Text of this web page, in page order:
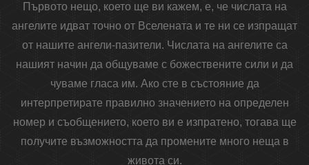
Първото нещо, което ще ви кажем, е, че числата на
ангелите идват точно от Вселената и те ни се изпращат
от нашите ангели-пазители. Числата на ангелите са
нашият начин да общуваме с божествените сили и да
чуваме гласа им. Ако сте в състояние да
интерпретирате правилно значението на определен
номер и съобщението, което ви е изпратено, тогава ще
получите възможността да промените много неща в
живота си.